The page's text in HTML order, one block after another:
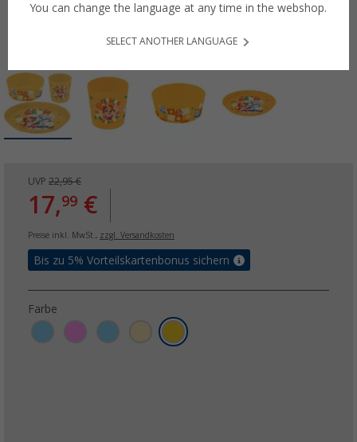
UVP 22,95 €
17,99 €
Preise inkl. MwSt., zzgl. Versandkosten
Bis zu 5% Vorteilskartenbonus sichern
Farbe
You can change the language at any time in the webshop.
SELECT ANOTHER LANGUAGE